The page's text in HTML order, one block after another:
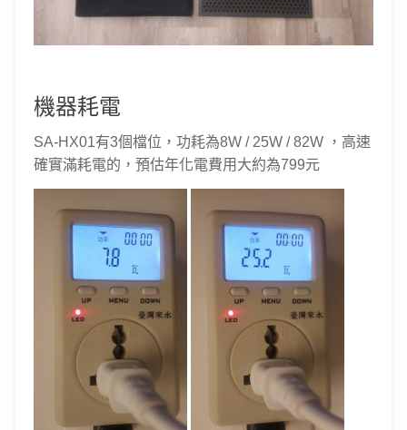
機器耗電
SA-HX01有3個檔位，功耗為8W / 25W / 82W ，高速
確實滿耗電的，預估年化電費用大約為799元